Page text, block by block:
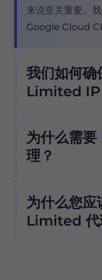
来说至关重要。
Google Cloud
我们如何
Limited IP
因此我们的客户
从与该提供商合
我们的池中仅获
是，为了防止任
为什么需
理？
因此我们的客户
从与该提供商合
为什么您
Limited 代